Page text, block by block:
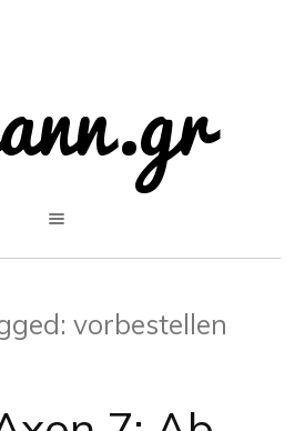
vorbestellen